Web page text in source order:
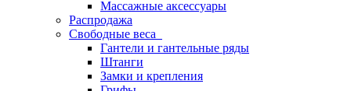
Массажные аксессуары
Распродажа
Свободные веса
Гантели и гантельные ряды
Штанги
Замки и крепления